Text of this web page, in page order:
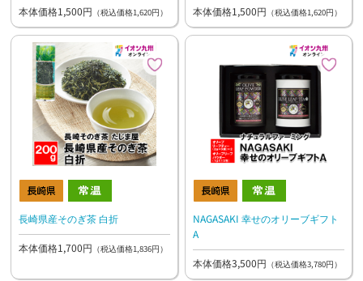
本体価格1,500円 （税込価格1,620円） 本体価格1,500円 （税込価格1,620円）
長崎県産そのぎ茶 白折
本体価格1,700円 （税込価格1,836円）
NAGASAKI 幸せのオリーブギフト
A
本体価格3,500円 （税込価格3,780円）